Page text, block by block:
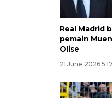
Real Madrid
pemain
Olise
21 June 2026